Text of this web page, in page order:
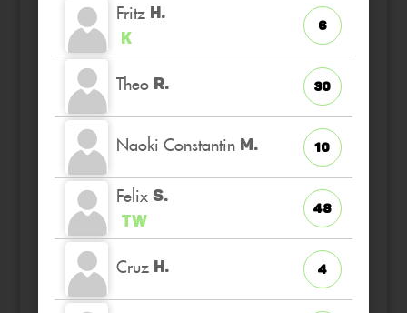
Fritz H.
K
6
Theo R. 30
Naoki Constantin M. 10
Felix S.
TW
48
Cruz H. 4